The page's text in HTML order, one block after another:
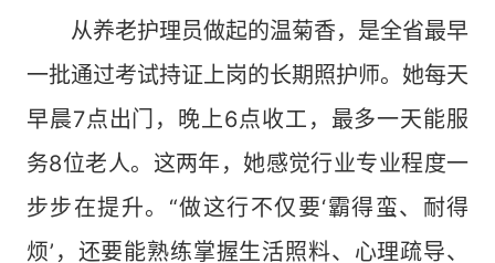
从养老护理员做起的温菊香，是全省最早
一批通过考试持证上岗的长期照护师。她每天
早晨7点出门，晚上6点收工，最多一天能服
务8位老人。这两年，她感觉行业专业程度一
步步在提升。“做这行不仅要‘霸得蛮、耐得
烦’，还要能熟练掌握生活照料、心理疏导、